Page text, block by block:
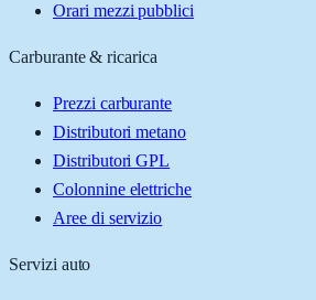
Orari mezzi pubblici
Carburante & ricarica
Prezzi carburante
Distributori metano
Distributori GPL
Colonnine elettriche
Aree di servizio
Servizi auto